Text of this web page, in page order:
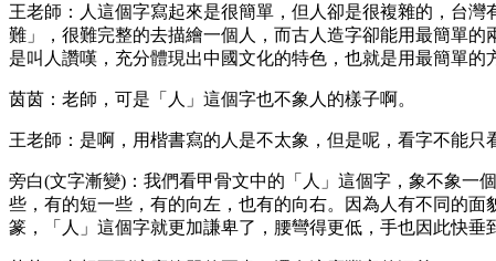
王老師：人這個字寫起來是很簡單，但人卻是很複雜的，台
難」，很難完整的去描繪一個人，而古人造字卻能用最簡單
是叫人讚嘆，充分體現出中國文化的特色，也就是用最簡單的
茵茵：老師，可是「人」這個字也不象人的樣子啊。
王老師：是啊，用楷書寫的人是不太象，但是呢，看字不能
旁白(文字漸變)：我們看甲骨文中的「人」這個字，象不象一
些，有的短一些，有的向左，也有的向右。因為人有不同的
篆，「人」這個字就更加謙卑了，腰彎得更低，手也因此快